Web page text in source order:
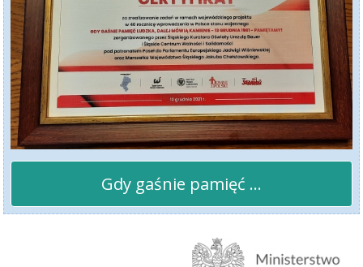
Gdy gaśnie pamięć ...